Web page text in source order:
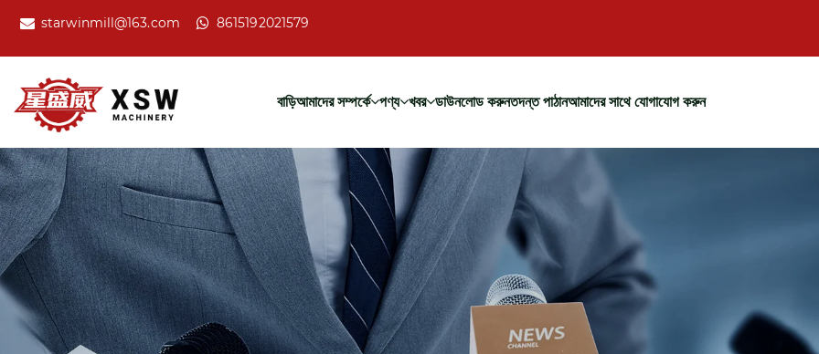
starwinmill@163.com 8615192021579
বাড়িআমাদের সম্পর্কে পণ্য খবর ডাউনলোড করুনতদন্ত পাঠানআমাদের সাথে যোগাযোগ করুন